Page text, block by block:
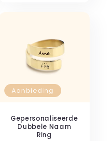
Aanbieding
Gepersonaliseerde
Dubbele Naam
Ring